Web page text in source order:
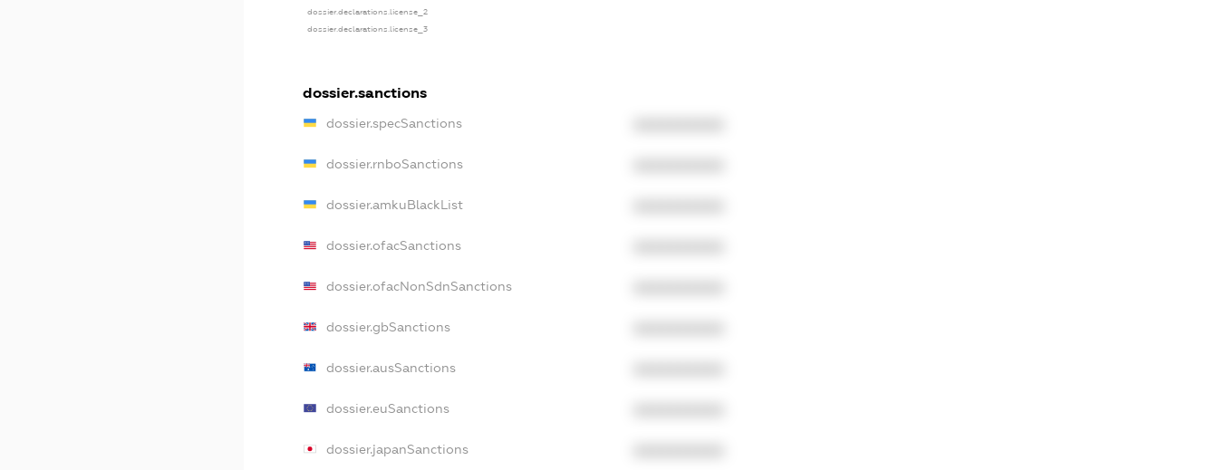
dossier.declarations.license_2
dossier.declarations.license_3
dossier.sanctions
dossier.specSanctions
dossier.rnboSanctions
dossier.amkuBlackList
dossier.ofacSanctions
dossier.ofacNonSdnSanctions
dossier.gbSanctions
dossier.ausSanctions
dossier.euSanctions
dossier.japanSanctions